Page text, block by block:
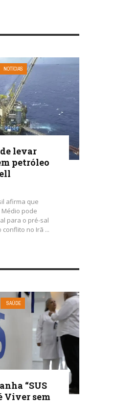
NOTÍCIAS
levar
petróleo
afirma que
pode
para o pré-sal
no Irã ...
SAÚDE
“SUS
Viver sem